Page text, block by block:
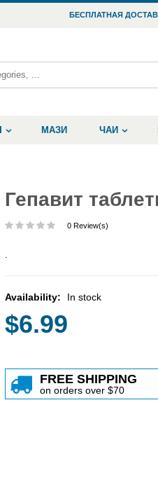
БЕСПЛАТНАЯ
МАЗИ ЧАИ
Гепавит
0 Review(s)
Availability: In stock
$6.99
FREE SHIPPING
on orders over $70